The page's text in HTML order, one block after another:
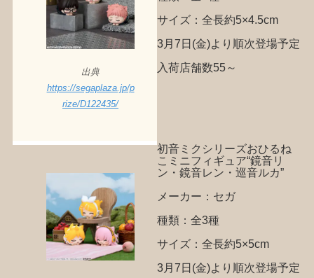
出典
https://segaplaza.jp/p
rize/D122435/
サイズ：全長約5×4.5cm
3月7日(金)より順次登場予定
入荷店舗数55～
初音ミクシリーズおひるね
こミニフィギュア“鏡音リ
ン・鏡音レン・巡音ルカ”
メーカー：セガ
種類：全3種
サイズ：全長約5×5cm
3月7日(金)より順次登場予定